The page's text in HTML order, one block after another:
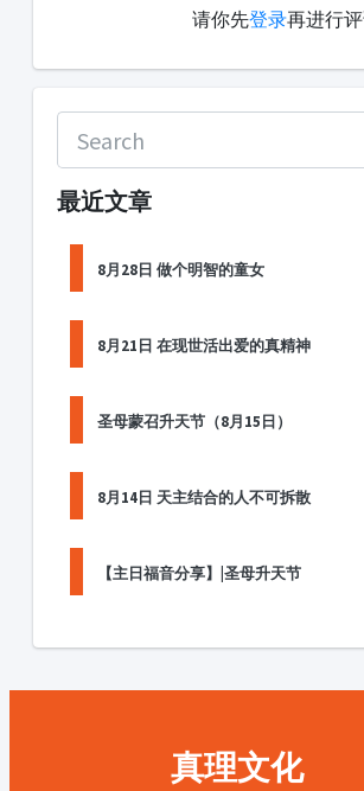
请你先登录再进行评
最近文章
8月28日 做个明智的童女
8月21日 在现世活出爱的真精神
圣母蒙召升天节（8月15日）
8月14日 天主结合的人不可拆散
【主日福音分享】|圣母升天节
真理文化